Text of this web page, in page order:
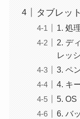
タブレッ
1. 処
2. デ
レッ
3. ペ
4. キ
5. OS
6. バ